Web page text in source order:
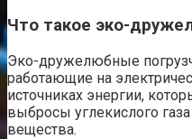
Что такое эко-
Эко-дружелюбные
работающие на
источниках энергии,
выбросы углекислого
вещества.